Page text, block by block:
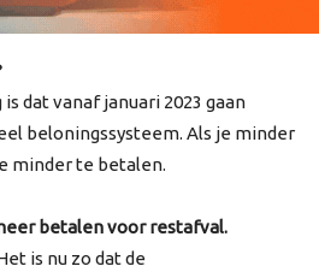
dat vanaf januari 2023 gaan
beloningssysteem. Als je minder
minder te betalen.
betalen voor restafval.
is nu zo dat de